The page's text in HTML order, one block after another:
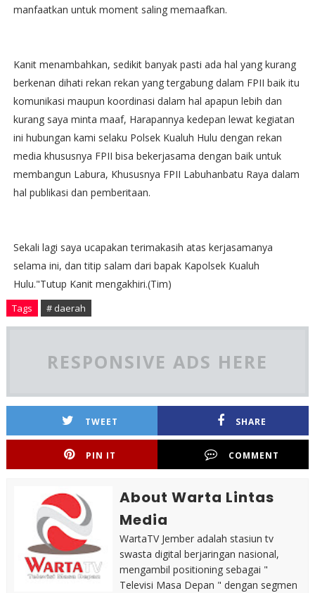
manfaatkan untuk moment saling memaafkan.
Kanit menambahkan, sedikit banyak pasti ada hal yang kurang
berkenan dihati rekan rekan yang tergabung dalam FPII baik itu
komunikasi maupun koordinasi dalam hal apapun lebih dan
kurang saya minta maaf, Harapannya kedepan lewat kegiatan
ini hubungan kami selaku Polsek Kualuh Hulu dengan rekan
media khususnya FPII bisa bekerjasama dengan baik untuk
membangun Labura, Khususnya FPII Labuhanbatu Raya dalam
hal publikasi dan pemberitaan.
Sekali lagi saya ucapakan terimakasih atas kerjasamanya
selama ini, dan titip salam dari bapak Kapolsek Kualuh
Hulu."Tutup Kanit mengakhiri.(Tim)
Tags # daerah
RESPONSIVE ADS HERE
TWEET SHARE
PIN IT COMMENT
About Warta Lintas
Media
WartaTV Jember adalah stasiun tv
swasta digital berjaringan nasional,
mengambil positioning sebagai "
Televisi Masa Depan " dengan segmen